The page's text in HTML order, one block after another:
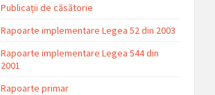
Publicații de căsătorie
Rapoarte implementare Legea 52 din 2003
Rapoarte implementare Legea 544 din
2001
Rapoarte primar